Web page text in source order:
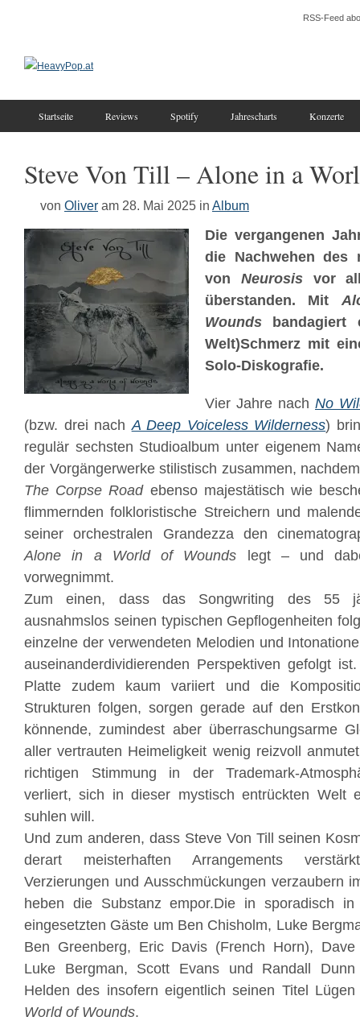
RSS-Feed
Startseite Reviews Spotify Jahrescharts Konzerte
Steve Von Till – Alone in a
von Oliver am 28. Mai 2025 in Album
Die vergangenen
die Nachwehen des
von Neurosisvor
überstanden. Mit
Wounds bandagiert
Welt)Schmerz mit
Solo-Diskografie.
Vier Jahre nach No
(bzw. drei nachA Deep Voiceless Wilderness)
regulär sechsten Studioalbum unter eigenem
der Vorgängerwerke stilistisch zusammen,
The Corpse Roadebenso majestätisch wie
flimmernden folkloristische Streichern und
seiner orchestralen Grandezza den
Alone in a World of Wounds legt – und
vorwegnimmt.
Zum einen, dass das Songwriting des 55
ausnahmslos seinen typischen Gepflogenheiten
einzelne der verwendeten Melodien und
auseinanderdividierenden Perspektiven gefolgt
Platte zudem kaum variiert und die
Strukturen folgen, sorgen gerade auf den
könnende, zumindest aber überraschungsarme
aller vertrauten Heimeligkeit wenig reizvoll
richtigen Stimmung in der Trademark-
verliert, sich in dieser mystisch entrückten Welt
suhlen will.
Und zum anderen, dass Steve Von Till seinen
derart meisterhaften Arrangements
Verzierungen und Ausschmückungen verzaubern
heben die Substanz empor.Die in sporadisch in
eingesetzten Gäste um Ben Chisholm, Luke
Ben Greenberg, Eric Davis (French Horn),
Luke Bergman, Scott Evans und Randall
Helden des insofern eigentlich seinen Titel
World of Wounds.